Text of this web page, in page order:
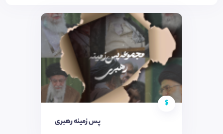
$
پس زمینه رهبری